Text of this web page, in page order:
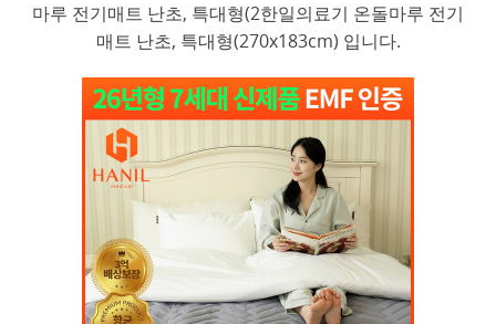
마루 전기매트 난초, 특대형(2한일의료기 온돌마루 전기
매트 난초, 특대형(270x183cm) 입니다.